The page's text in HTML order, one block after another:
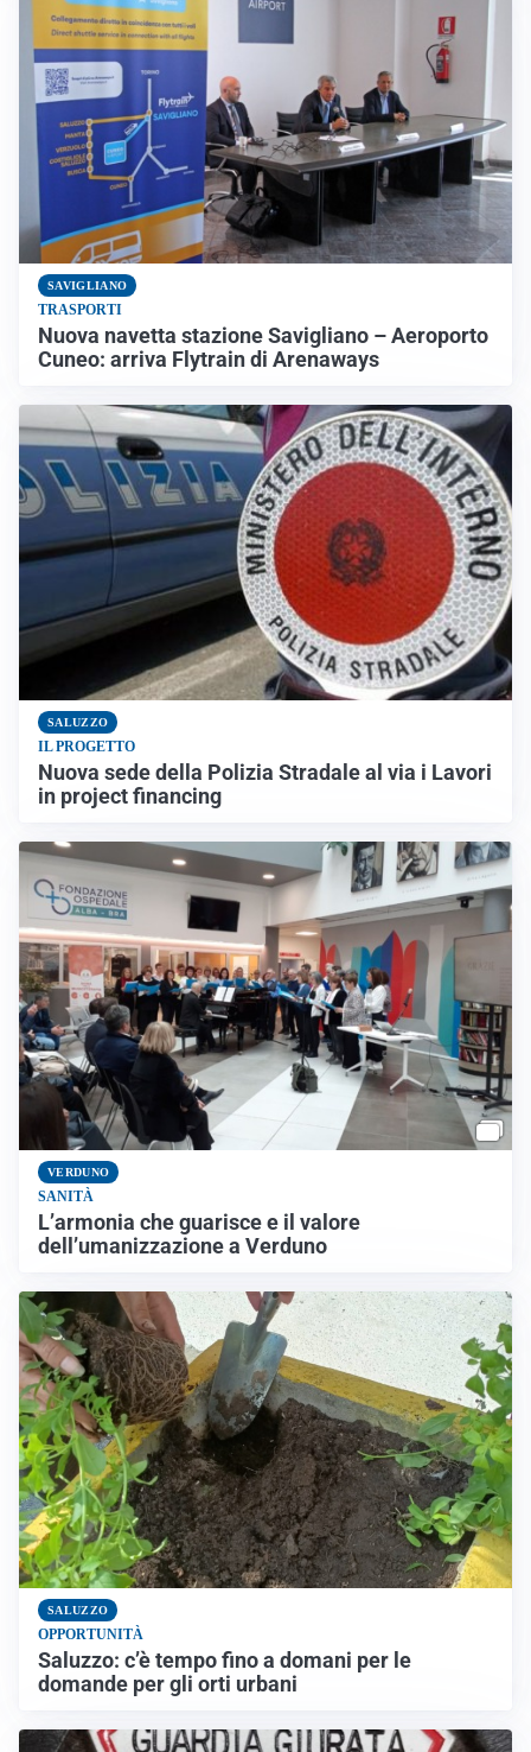
SAVIGLIANO
TRASPORTI
Nuova navetta stazione Savigliano – Aeroporto
Cuneo: arriva Flytrain di Arenaways
SALUZZO
IL PROGETTO
Nuova sede della Polizia Stradale al via i Lavori
in project financing
VERDUNO
SANITÀ
L’armonia che guarisce e il valore
dell’umanizzazione a Verduno
SALUZZO
OPPORTUNITÀ
Saluzzo: c’è tempo fino a domani per le
domande per gli orti urbani